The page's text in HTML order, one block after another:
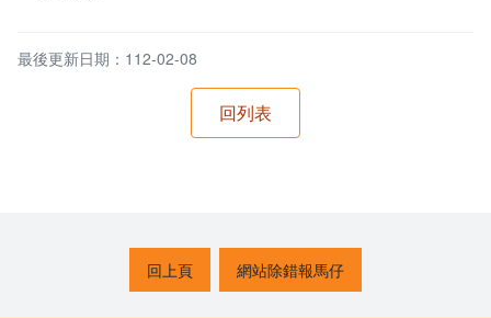
最後更新日期：112-02-08
回上頁 網站除錯報馬仔